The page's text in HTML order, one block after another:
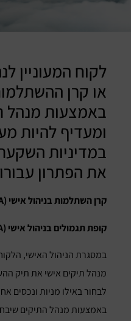
לקוח המעוניין
או קרן
באמצעות מנהל
ומעדיף להיות
במדיניות
את הפתרון
קרן השתלמות בניהול אישי (IRA)
קופת תגמולים בניהול אישי (IRA)
במסגרת הניהול האישי,
מנהל תיקים אישי את תיק
לבחור באילו מניות ונכסים
באמצעות מנהל התיקים